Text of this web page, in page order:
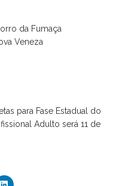
da Fumaça
Veneza
para Fase Estadual do
Adulto será 11 de